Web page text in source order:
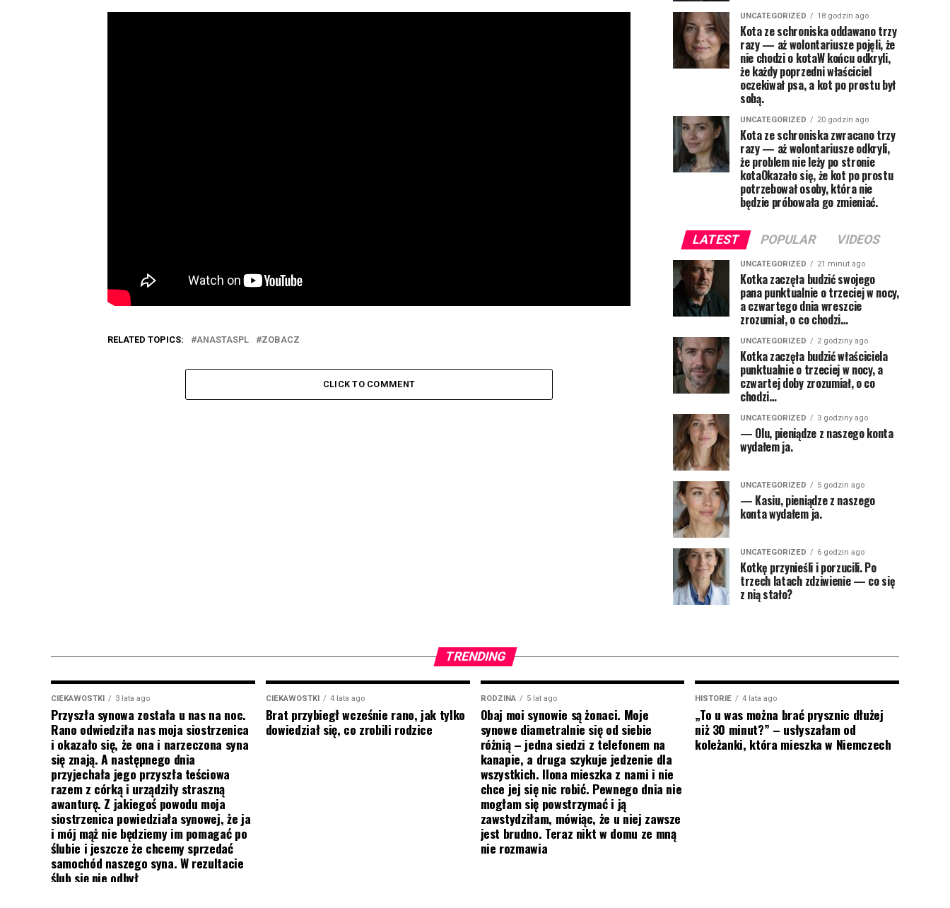
RELATED TOPICS: ANASTASPL ZOBACZ
CLICK TO COMMENT
UNCATEGORIZED 18 godzin ago
Kota ze schroniska oddawano trzy
razy — aż wolontariusze pojęli, że
nie chodzi o kotaW końcu odkryli,
że każdy poprzedni właściciel
oczekiwał psa, a kot po prostu był
sobą.
UNCATEGORIZED 20 godzin ago
Kota ze schroniska zwracano trzy
razy — aż wolontariusze odkryli,
że problem nie leży po stronie
kotaOkazało się, że kot po prostu
potrzebował osoby, która nie
będzie próbowała go zmieniać.
LATEST POPULAR VIDEOS
UNCATEGORIZED 21 minut ago
Kotka zaczęła budzić swojego
pana punktualnie o trzeciej w nocy,
a czwartego dnia wreszcie
zrozumiał, o co chodzi…
UNCATEGORIZED 2 godziny ago
Kotka zaczęła budzić właściciela
punktualnie o trzeciej w nocy, a
czwartej doby zrozumiał, o co
chodzi…
UNCATEGORIZED 3 godziny ago
— Olu, pieniądze z naszego konta
wydałem ja.
UNCATEGORIZED 5 godzin ago
— Kasiu, pieniądze z naszego
konta wydałem ja.
UNCATEGORIZED 6 godzin ago
Kotkę przynieśli i porzucili. Po
trzech latach zdziwienie — co się
z nią stało?
TRENDING
CIEKAWOSTKI 3 lata ago
Przyszła synowa została u nas na noc.
Rano odwiedziła nas moja siostrzenica
i okazało się, że ona i narzeczona syna
się znają. A następnego dnia
przyjechała jego przyszła teściowa
razem z córką i urządziły straszną
awanturę. Z jakiegoś powodu moja
siostrzenica powiedziała synowej, że ja
i mój mąż nie będziemy im pomagać po
ślubie i jeszcze że chcemy sprzedać
samochód naszego syna. W rezultacie
ślub się nie odbył
CIEKAWOSTKI 4 lata ago
Brat przybiegł wcześnie rano, jak tylko
dowiedział się, co zrobili rodzice
RODZINA 5 lat ago
Obaj moi synowie są żonaci. Moje
synowe diametralnie się od siebie
różnią – jedna siedzi z telefonem na
kanapie, a druga szykuje jedzenie dla
wszystkich. Ilona mieszka z nami i nie
chce jej się nic robić. Pewnego dnia nie
mogłam się powstrzymać i ją
zawstydziłam, mówiąc, że u niej zawsze
jest brudno. Teraz nikt w domu ze mną
nie rozmawia
HISTORIE 4 lata ago
„To u was można brać prysznic dłużej
niż 30 minut?” – usłyszałam od
koleżanki, która mieszka w Niemczech